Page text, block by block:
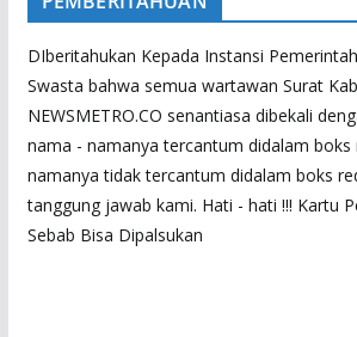
DIberitahukan Kepada Instansi
Swasta bahwa semua wartawan Surat
NEWSMETRO.CO senantiasa dibekali
nama - namanya tercantum didalam boks
namanya tidak tercantum didalam boks
tanggung jawab kami. Hati - hati !!! Kartu
Sebab Bisa Dipalsukan